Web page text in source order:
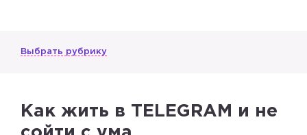
Выбрать рубрику
Как жить в TELEGRAM и не